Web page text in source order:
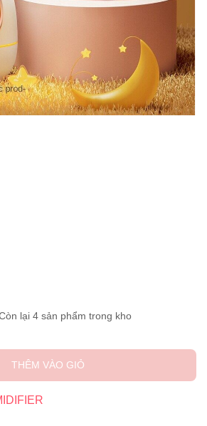
lại 4 sản phẩm trong kho
THÊM VÀO GIỎ
Mã giảm giá:
Ngày hết hạn: